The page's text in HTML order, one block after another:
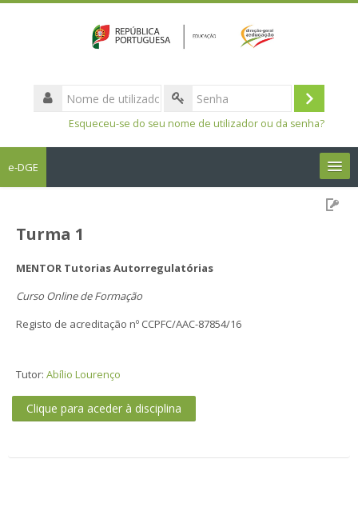
Nome
de
utilizador
Entrar
Esqueceu-se do seu nome de utilizador ou da senha?
e-DGE
Turma 1
MENTOR Tutorias Autorregulatórias
Curso Online de Formação
Registo de acreditação nº CCPFC/AAC-87854/16
Tutor: Abílio Lourenço
Clique para aceder à disciplina